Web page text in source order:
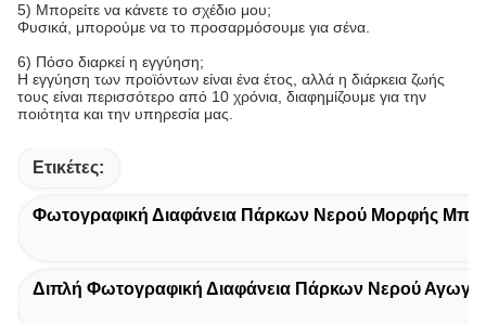
5) Μπορείτε να κάνετε το σχέδιο μου;
Φυσικά, μπορούμε να το προσαρμόσουμε για σένα.
6) Πόσο διαρκεί η εγγύηση;
Η εγγύηση των προϊόντων είναι ένα έτος, αλλά η διάρκεια ζωής
τους είναι περισσότερο από 10 χρόνια, διαφημίζουμε για την
ποιότητα και την υπηρεσία μας.
Ετικέτες:
Φωτογραφική Διαφάνεια Πάρκων Νερού Μορφής
Διπλή Φωτογραφική Διαφάνεια Πάρκων Νερού